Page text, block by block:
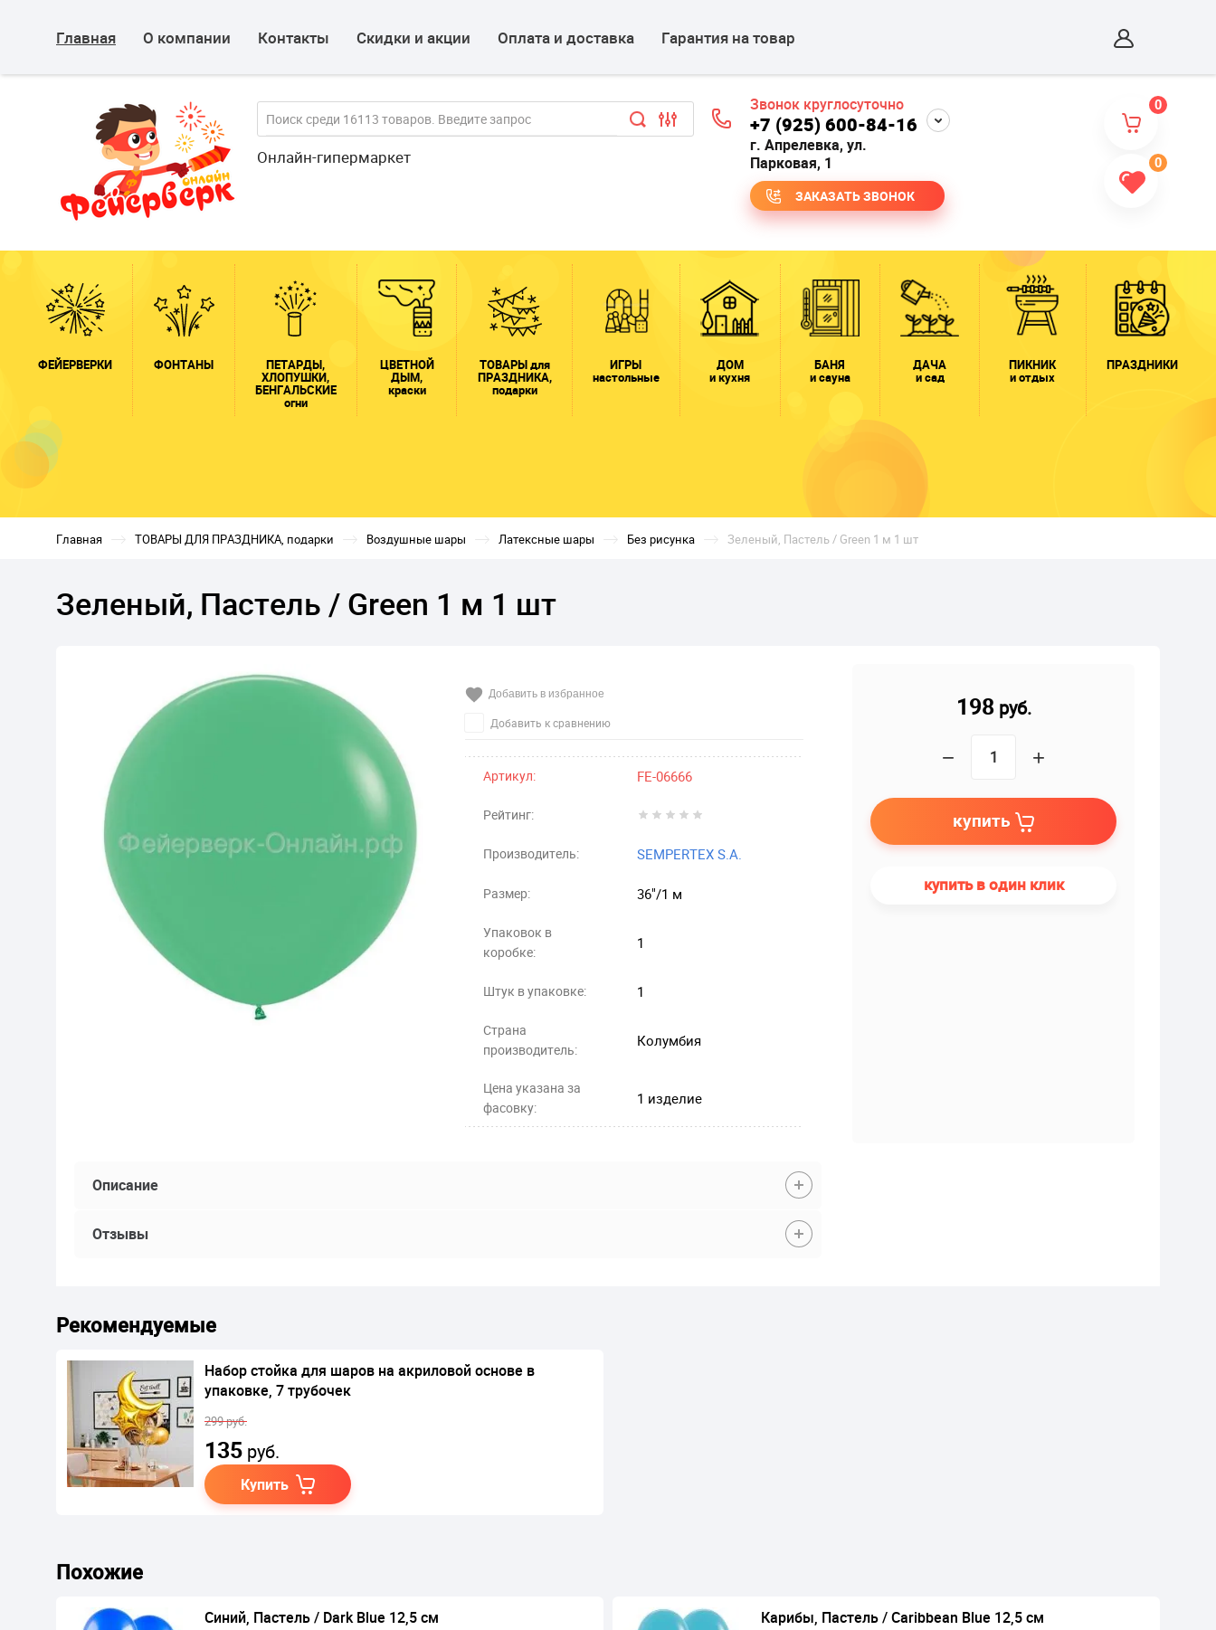
Главная О компании Контакты Скидки и акции Оплата и доставка Гарантия на товар
Онлайн-гипермаркет
Звонок круглосуточно
+7 (925) 600-84-16
г. Апрелевка, ул.
Парковая, 1
ЗАКАЗАТЬ ЗВОНОК
0
0
ФЕЙЕРВЕРКИ ФОНТАНЫ ПЕТАРДЫ,
ХЛОПУШКИ,
БЕНГАЛЬСКИЕ
огни
ЦВЕТНОЙ
ДЫМ,
краски
ТОВАРЫ для
ПРАЗДНИКА,
подарки
ИГРЫ
настольные
ДОМ
и кухня
БАНЯ
и сауна
ДАЧА
и сад
ПИКНИК
и отдых
ПРАЗДНИКИ
Главная ТОВАРЫ ДЛЯ ПРАЗДНИКА, подарки Воздушные шары Латексные шары Без рисунка Зеленый, Пастель / Green 1 м 1 шт
Зеленый, Пастель / Green 1 м 1 шт
Добавить в избранное
Добавить к сравнению
Артикул: FE-06666
Рейтинг:
Производитель: SEMPERTEX S.A.
Размер: 36"/1 м
Упаковок в
коробке:
1
Штук в упаковке: 1
Страна
производитель:
Колумбия
Цена указана за
фасовку:
1 изделие
198руб.
− +
купить
купить в один клик
Описание
Отзывы
Рекомендуемые
Набор стойка для шаров на акриловой основе в
упаковке, 7 трубочек
299 руб.
135 руб.
Купить
Похожие
Синий, Пастель / Dark Blue 12,5 см Карибы, Пастель / Caribbean Blue 12,5 см